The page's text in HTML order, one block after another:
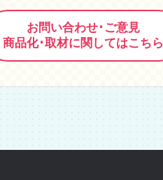
お問い合わせ･ご意見
商品化･取材に関してはこちら